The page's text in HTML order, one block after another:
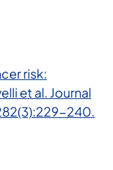
risk:
et al. Journal
240.